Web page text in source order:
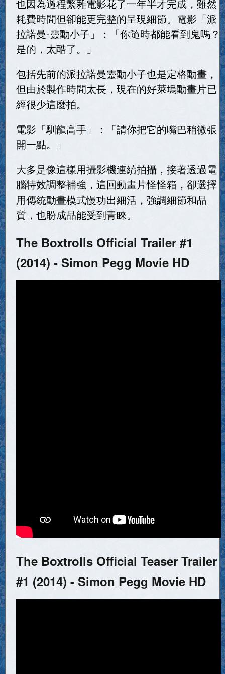
也因為過程繁雜電影花了一年半才完成，雖然
耗費時間但卻能更完整的呈現細節。電影「派
拉諾曼-靈動小子」：「你隨時都能看到鬼嗎？
是的，太酷了。」
包括先前的派拉諾曼靈動小子也是定格動畫，
但由於製作時間太長，現在的好萊塢動畫片已
經很少這麼拍。
電影「馴龍高手」：「請你把它的嘴巴稍微張
開一點。」
大多是像這樣用攝影機連續拍攝，接著透過電
腦特效調整補強，這回動畫片怪怪箱，卻選擇
用傳統動畫模式慢功出細活，強調細節和品
質，也盼成品能受到青睞。
The Boxtrolls Official Trailer #1
(2014) - Simon Pegg Movie HD
The Boxtrolls Official Teaser Trailer
#1 (2014) - Simon Pegg Movie HD